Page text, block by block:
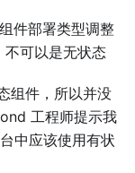
件部署类型调整
不可以是无状态
组件，所以并没
工程师提示我
中应该使用有状